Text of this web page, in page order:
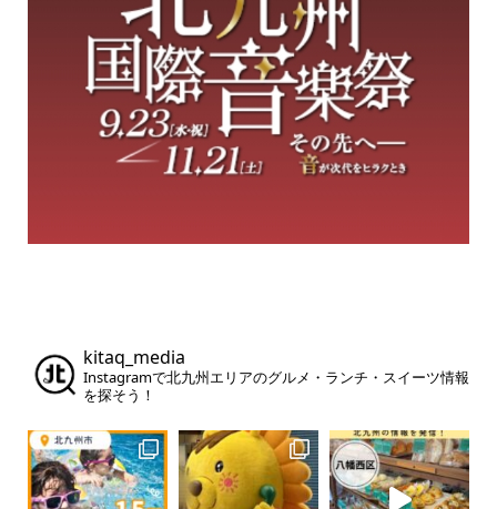
kitaq_media
Instagramで北九州エリアのグルメ・ランチ・スイーツ情報
を探そう！